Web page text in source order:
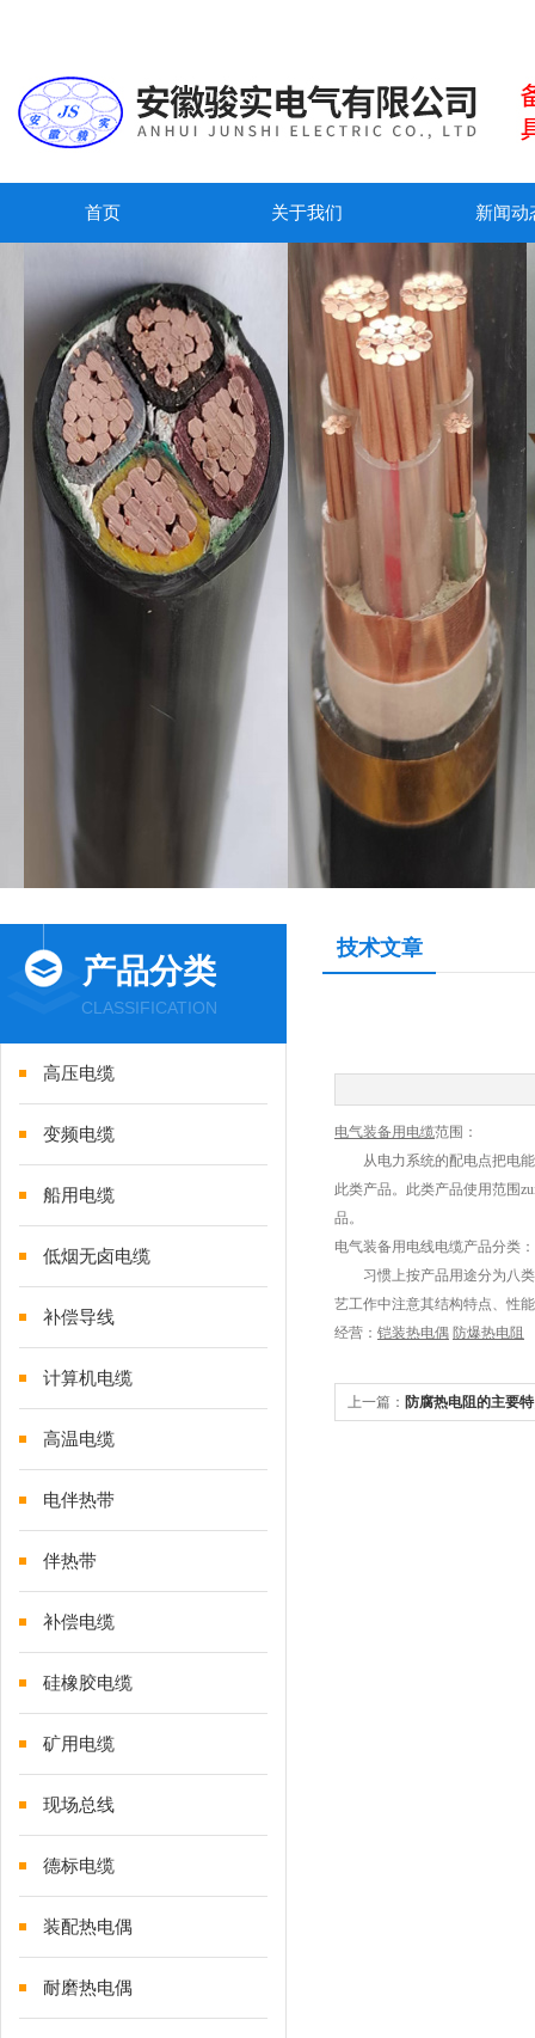
首页 关于我们 新闻动
产品分类
CLASSIFICATION
高压电缆
变频电缆
船用电缆
低烟无卤电缆
补偿导线
计算机电缆
高温电缆
电伴热带
伴热带
补偿电缆
硅橡胶电缆
矿用电缆
现场总线
德标电缆
装配热电偶
耐磨热电偶
技术文章
电气装备用电缆范围：
从电力系统的配电点把电能
此类产品。此类产品使用范围
品。
电气装备用电线电缆产品分类：
习惯上按产品用途分为八类
艺工作中注意其结构特点、性
经营： 铠装热电偶 防爆热电阻
上一篇： 防腐热电阻的主要